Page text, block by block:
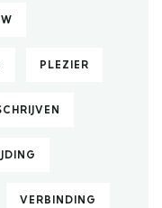
PLEZIER
VERBINDING